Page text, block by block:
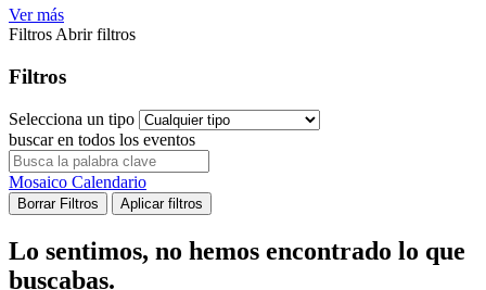
Ver más
Filtros Abrir filtros
Filtros
Selecciona un tipo
buscar en todos los eventos
Mosaico Calendario
Borrar Filtros Aplicar filtros
Lo sentimos, no hemos encontrado lo que
buscabas.